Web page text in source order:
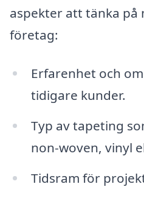
aspekter att tänka på
företag:
Erfarenhet och
tidigare kunder.
Typ av tapeting
non-woven, vinyl
Tidsram för